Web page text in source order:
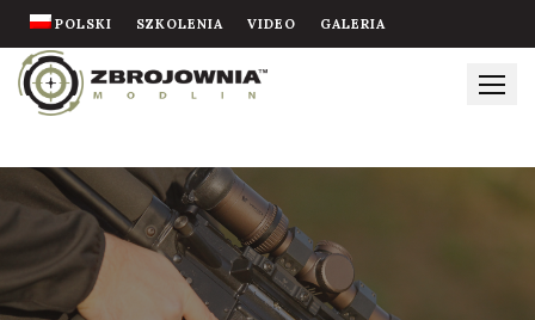
Skip
to
content
POLSKI SZKOLENIA VIDEO GALERIA